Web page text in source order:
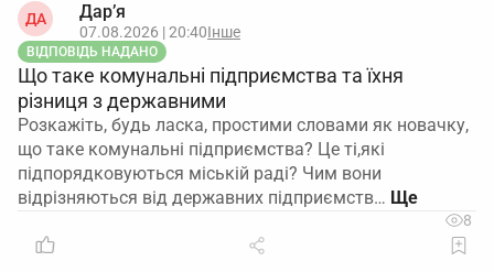
ДА Дар’я
07.08.2026 | 20:40Інше
ВІДПОВІДЬ НАДАНО
Що таке комунальні підприємства та їхня
різниця з державними
Розкажіть, будь ласка, простими словами як новачку,
що таке комунальні підприємства? Це ті,які
підпорядковуються міській раді? Чим вони
відрізняються від державних підприємств…
8